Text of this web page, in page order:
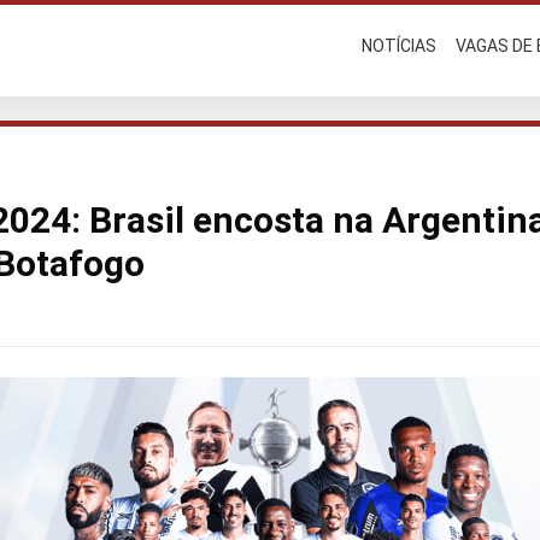
NOTÍCIAS VAGAS DE
Brasil encosta na